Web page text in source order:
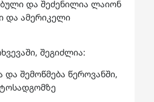
და შეძენილია ლაიონ
და ამერიკელი
შეგიძლია:
შემოწმება წეროვანში,